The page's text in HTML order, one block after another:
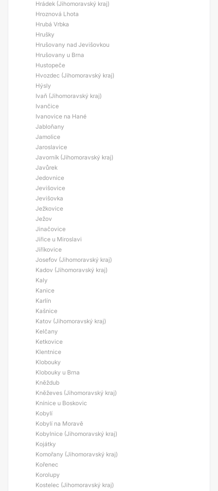
Hrádek (Jihomoravský kraj)
Hroznová Lhota
Hrubá Vrbka
Hrušky
Hrušovany nad Jevišovkou
Hrušovany u Brna
Hustopeče
Hvozdec (Jihomoravský kraj)
Hýsly
Ivaň (Jihomoravský kraj)
Ivančice
Ivanovice na Hané
Jabloňany
Jamolice
Jaroslavice
Javorník (Jihomoravský kraj)
Javůrek
Jedovnice
Jevišovice
Jevišovka
Ježkovice
Ježov
Jinačovice
Jiřice u Miroslavi
Jiříkovice
Josefov (Jihomoravský kraj)
Kadov (Jihomoravský kraj)
Kaly
Kanice
Karlín
Kašnice
Katov (Jihomoravský kraj)
Kelčany
Ketkovice
Klentnice
Klobouky
Klobouky u Brna
Kněždub
Kněževes (Jihomoravský kraj)
Knínice u Boskovic
Kobylí
Kobylí na Moravě
Kobylnice (Jihomoravský kraj)
Kojátky
Komořany (Jihomoravský kraj)
Kořenec
Korolupy
Kostelec (Jihomoravský kraj)